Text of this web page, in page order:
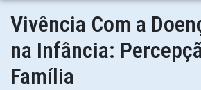
Vivência Com a
na Infância:
Família